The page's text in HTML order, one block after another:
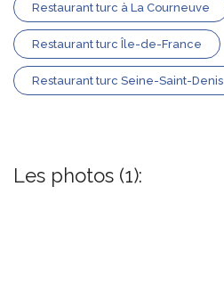
Restaurant turc à La Courneuve
Restaurant turc Île-de-France
Restaurant turc Seine-Saint-Denis
Les photos (1):